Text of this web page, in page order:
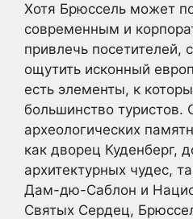
Хотя Брюссель может
современным и
привлечь посетителей,
ощутить исконный
есть элементы, к
большинство туристов.
археологических
как дворец Куденберг,
архитектурных чудес,
Дам-дю-Саблон и
Святых Сердец,